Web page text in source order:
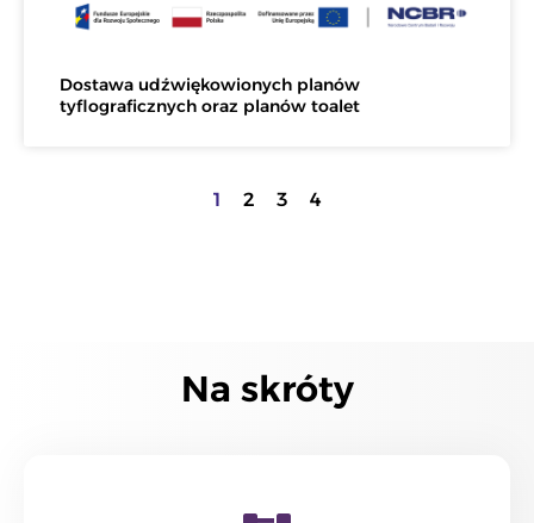
Dostawa udźwiękowionych planów
tyflograficznych oraz planów toalet
1 2 3 4
Na skróty